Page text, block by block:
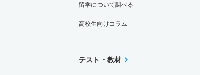
留学について調べる
高校生向けコラム
テスト・教材